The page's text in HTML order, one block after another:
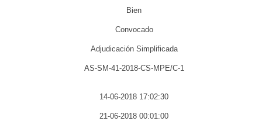
Bien
Convocado
Adjudicación Simplificada
AS-SM-41-2018-CS-MPE/C-1
14-06-2018 17:02:30
21-06-2018 00:01:00